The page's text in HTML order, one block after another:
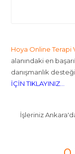
Hoya Online Terapi
alanındaki en
danışmanlık
İÇİN TIKLAYINIZ...
İşleriniz